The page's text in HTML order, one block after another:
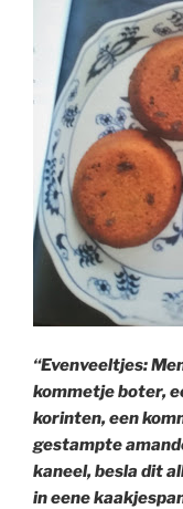
“Evenveeltjes:
kommetje boter,
korinten, een
gestampte
kaneel, besla dit
in eene